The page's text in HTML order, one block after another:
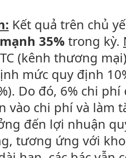
Kết quả trên chủ
35% trong kỳ.
(kênh thương
mức quy định
Do đó, 6% chi
vào chi phí và làm
đến lợi nhuận
tương ứng với